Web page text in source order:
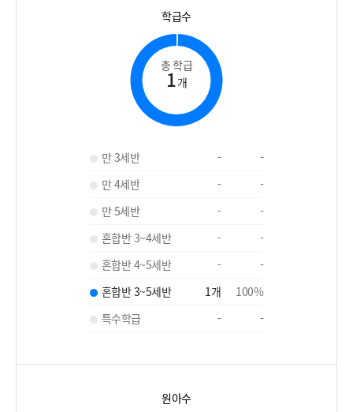
학급수
총 학급
1개
만 3세반 -
-
만 4세반
-
-
만 5세반
-
-
혼합반 3~4세반
-
-
혼합반 4~5세반
-
-
혼합반 3~5세반
1개 100%
특수학급
- -
원아수